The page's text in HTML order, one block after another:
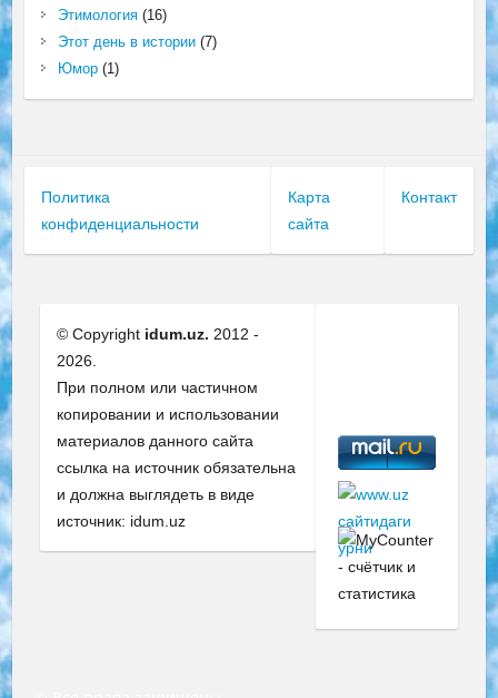
Этимология(16)
Этот день в истории(7)
Юмор(1)
Политика
конфиденциальности
Карта
сайта
Контакт
© Copyright idum.uz. 2012 -
2026.
При полном или частичном
копировании и использовании
материалов данного сайта
ссылка на источник обязательна
и должна выглядеть в виде
источник: idum.uz